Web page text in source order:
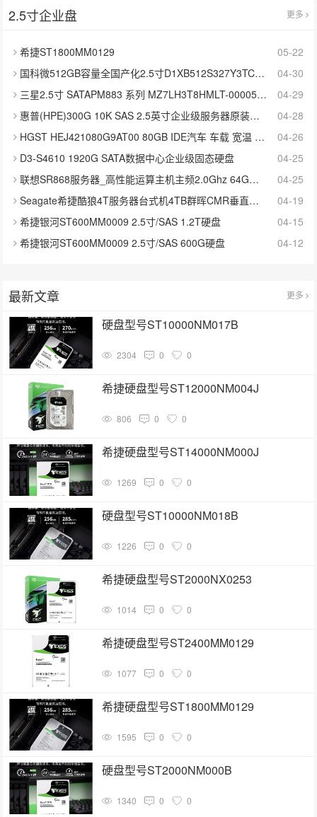
2.5寸企业盘 更多
希捷ST1800MM0129
05-22
国科微512GB容量全国产化2.5寸D1XB512S327Y3TC1P0 工业级固态硬盘
04-30
三星2.5寸 SATAPM883 系列 MZ7LH3T8HMLT-00005 企业级固态硬盘3.84T
04-29
惠普(HPE)300G 10K SAS 2.5英寸企业级服务器原装硬盘
04-28
HGST HEJ421080G9AT00 80GB IDE汽车 车载 宽温 抗震 工业级硬盘
04-26
D3-S4610 1920G SATA数据中心企业级固态硬盘
04-25
联想SR868服务器_高性能运算主机主频2.0Ghz 64G内存 2x600G企业级硬盘 R730-8i阵列卡
04-25
Seagate希捷酷狼4T服务器台式机4TB群晖CMR垂直硬盘ST4000VN006
04-19
希捷银河ST600MM0009 2.5寸/SAS 1.2T硬盘
04-15
希捷银河ST600MM0009 2.5寸/SAS 600G硬盘
04-12
最新文章 更多
硬盘型号ST10000NM017B
2304 0 0
希捷硬盘型号ST12000NM004J
806 0 0
希捷硬盘型号ST14000NM000J
1269 0 0
硬盘型号ST10000NM018B
1226 0 0
希捷硬盘型号ST2000NX0253
1014 0 0
希捷硬盘型号ST2400MM0129
1077 0 0
希捷硬盘型号ST1800MM0129
1595 0 0
硬盘型号ST2000NM000B
1340 0 0